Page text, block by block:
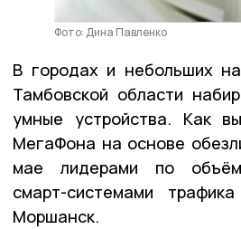
Фото: Дина Павленко
В городах и небольших
Тамбовской области
умные устройства. Как
МегаФона на основе
мае лидерами по
смарт-системами
Моршанск.